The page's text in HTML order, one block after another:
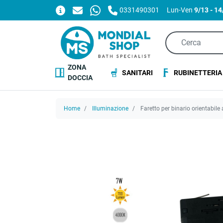
0331490301 Lun-Ven9/13 -
ZONA
DOCCIA
SANITARI RUBINETTERIA
Home Illuminazione Faretto per binario